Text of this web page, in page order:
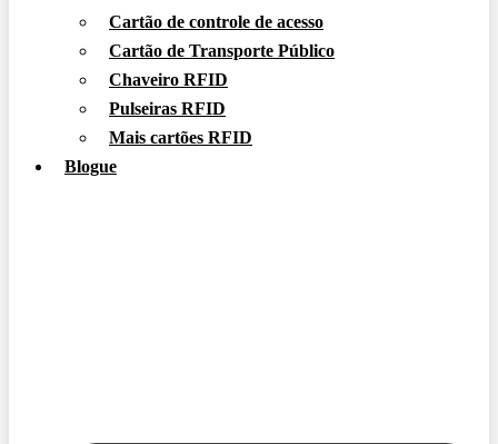
Cartão de controle de acesso
Cartão de Transporte Público
Chaveiro RFID
Pulseiras RFID
Mais cartões RFID
Blogue